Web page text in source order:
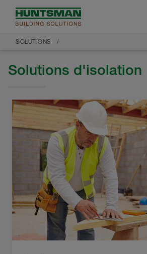
SOLUTIONS
Solutions d'isolation